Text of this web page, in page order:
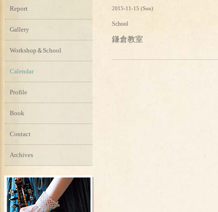
2015-11-15 (Sun)
School
鎌倉教室
Report
Gallery
Workshop＆School
Calendar
Profile
Book
Contact
Archives